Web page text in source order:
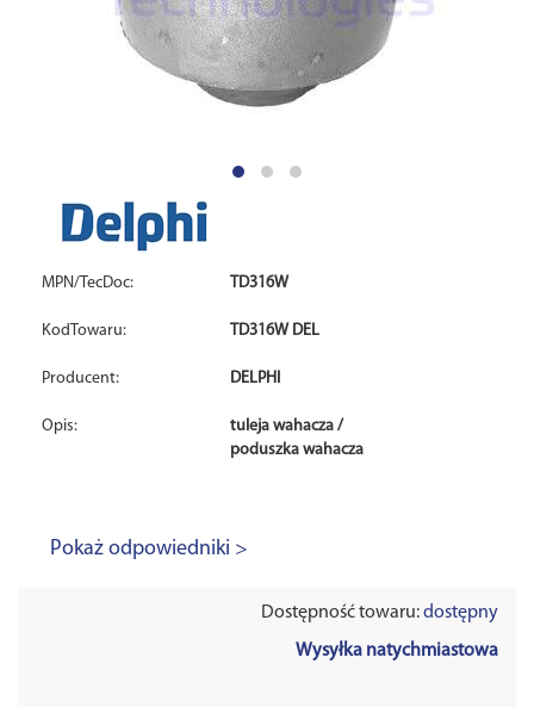
MPN/TecDoc: TD316W
KodTowaru: TD316W DEL
Producent: DELPHI
Opis:
tuleja wahacza /
poduszka wahacza
Pokaż odpowiedniki >
Dostępność towaru:dostępny
Wysyłka natychmiastowa